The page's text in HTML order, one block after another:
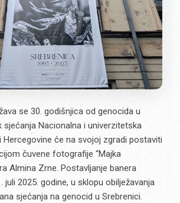
se 30. godišnjica od genocida u
sjećanja Nacionalna i univerzitetska
Hercegovine će na svojoj zgradi postaviti
čuvene fotografije “Majka
Almina Zrne. Postavljanje banera
juli 2025. godine, u sklopu obilježavanja
sjećanja na genocid u Srebrenici.